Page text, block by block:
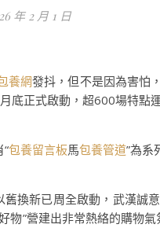
年 2 月 1 日
養網發抖，但不是因為害怕
底正式啟動，超600場特點
“包養留言板馬包養管道”為系
舊換新已周全啟動，武漢誠
物”營建出非常熱絡的購物氣